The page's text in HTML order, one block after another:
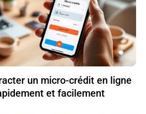
un micro-crédit en ligne
et facilement